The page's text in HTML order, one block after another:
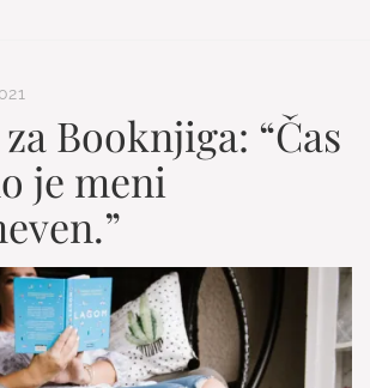
Booknjiga: “Čas
je meni